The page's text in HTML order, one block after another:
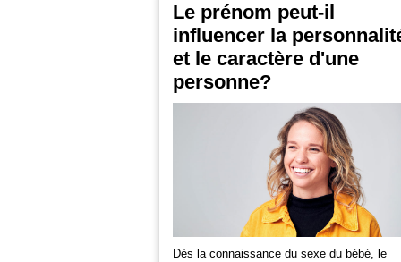
Le prénom peut-il
influencer la
et le caractère d'une
personne?
Dès la connaissance du sexe du bébé, le